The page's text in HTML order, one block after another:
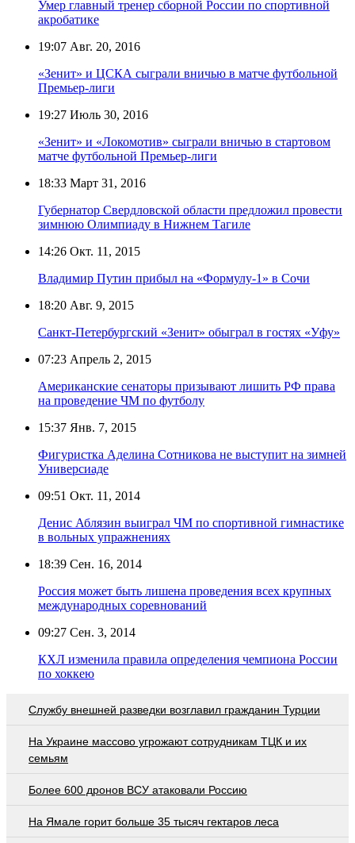
Умер главный тренер сборной России по спортивной
акробатике
19:07 Авг. 20, 2016
«Зенит» и ЦСКА сыграли вничью в матче футбольной
Премьер-лиги
19:27 Июль 30, 2016
«Зенит» и «Локомотив» сыграли вничью в стартовом
матче футбольной Премьер-лиги
18:33 Март 31, 2016
Губернатор Свердловской области предложил провести
зимнюю Олимпиаду в Нижнем Тагиле
14:26 Окт. 11, 2015
Владимир Путин прибыл на «Формулу-1» в Сочи
18:20 Авг. 9, 2015
Санкт-Петербургский «Зенит» обыграл в гостях «Уфу»
07:23 Апрель 2, 2015
Американские сенаторы призывают лишить РФ права
на проведение ЧМ по футболу
15:37 Янв. 7, 2015
Фигуристка Аделина Сотникова не выступит на зимней
Универсиаде
09:51 Окт. 11, 2014
Денис Аблязин выиграл ЧМ по спортивной гимнастике
в вольных упражнениях
18:39 Сен. 16, 2014
Россия может быть лишена проведения всех крупных
международных соревнований
09:27 Сен. 3, 2014
КХЛ изменила правила определения чемпиона России
по хоккею
Службу внешней разведки возглавил гражданин Турции
На Украине массово угрожают сотрудникам ТЦК и их
семьям
Более 600 дронов ВСУ атаковали Россию
На Ямале горит больше 35 тысяч гектаров леса